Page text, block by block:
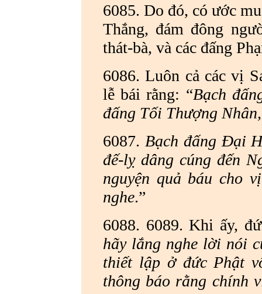
6085. Do đó, có ước
Thắng, đám đông
thát-bà, và các đấng
6086. Luôn cả các vị
lễ bái rằng: “Bạch
đấng Tối Thượng
6087. Bạch đấng Đại
đế-lỵ dâng cúng đến
nguyện quả báu cho
nghe.”
6088. 6089. Khi ấy,
hãy lắng nghe lời nói
thiết lập ở đức Phật
thông báo rằng chính